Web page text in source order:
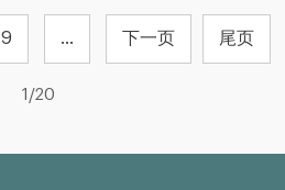
9 ... 下一页 尾页
1/20